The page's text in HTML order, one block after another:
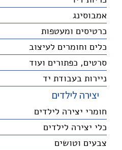
אמבוסינג
כרטיסים ומעטפות
כלים וחומרים לעיצוב
סרטים, כפתורים ועוד
ניירות בעבודת יד
יצירה לילדים
חומרי יצירה לילדים
כלי יצירה לילדים
צבעים וטושים